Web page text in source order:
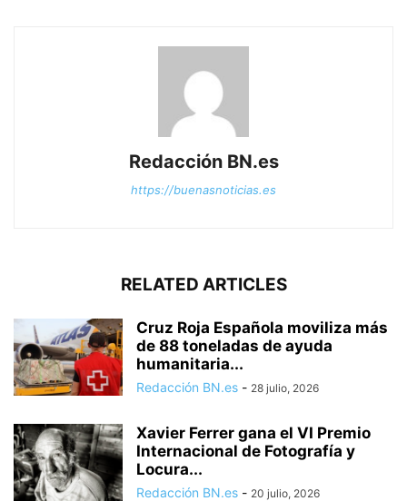
Redacción BN.es
https://buenasnoticias.es
RELATED ARTICLES
Cruz Roja Española moviliza más
de 88 toneladas de ayuda
humanitaria...
Redacción BN.es - 28 julio, 2026
Xavier Ferrer gana el VI Premio
Internacional de Fotografía y
Locura...
Redacción BN.es - 20 julio, 2026